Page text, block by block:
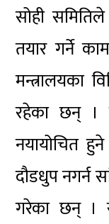
सोही
तयार गर्ने
मन्त्रालयका
रहेका छन् ।
नयायोचित
दौडधुप
गरेका छन् ।